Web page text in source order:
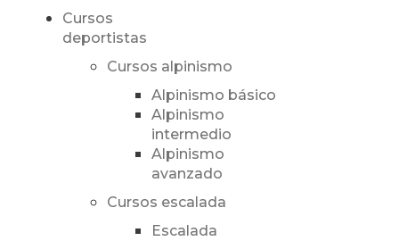
Cursos
deportistas
Cursos alpinismo
Alpinismo básico
Alpinismo
intermedio
Alpinismo
avanzado
Cursos escalada
Escalada